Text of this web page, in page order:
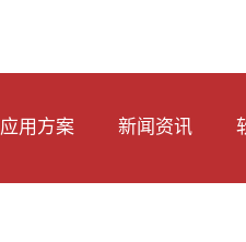
应用方案 新闻资讯